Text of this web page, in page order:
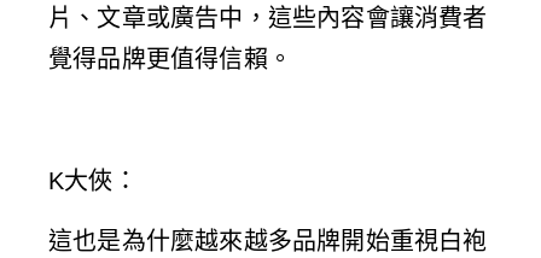
片、文章或廣告中，這些內容會讓消費者
覺得品牌更值得信賴。
K大俠 ：
這也是為什麼越來越多品牌開始重視白袍